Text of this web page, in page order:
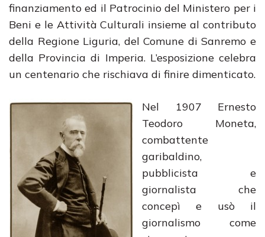
finanziamento ed il Patrocinio del Ministero per i
Beni e le Attività Culturali insieme al contributo
della Regione Liguria, del Comune di Sanremo e
della Provincia di Imperia. L’esposizione celebra
un centenario che rischiava di finire dimenticato.
Nel 1907 Ernesto
Teodoro Moneta,
combattente
garibaldino,
pubblicista e
giornalista che
concepì e usò il
giornalismo come